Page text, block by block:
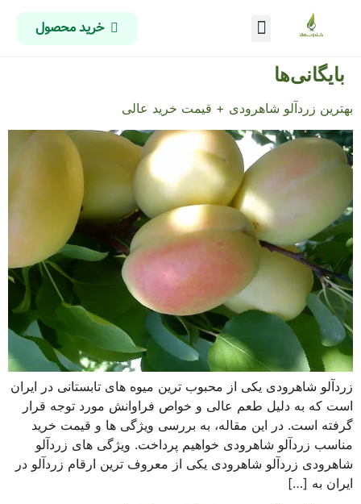
خرید محصول
بایگانی‌ها
بهترین زردآلو شاهرودی + قیمت خرید عالی
زردآلو شاهرودی یکی از محبوب ترین میوه های تابستانی در ایران
است که به دلیل طعم عالی و خواص فراوانش مورد توجه قرار
گرفته است. در این مقاله، به بررسی ویژگی ها و قیمت خرید
مناسب زردآلو شاهرودی خواهیم پرداخت. ویژگی های زردآلو
شاهرودی زردآلو شاهرودی یکی از معروف ترین ارقام زردآلو در
ایران به […]